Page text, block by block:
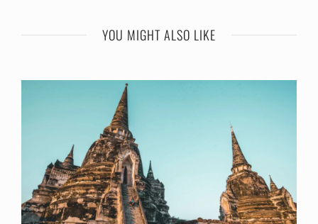
YOU MIGHT ALSO LIKE